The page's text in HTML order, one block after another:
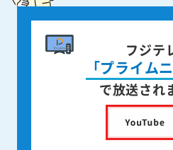
書籍
身近な
亡くなった後
を出版し